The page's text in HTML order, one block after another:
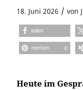
18. Juni 2026 / von
teilen
merken 0
Heute im